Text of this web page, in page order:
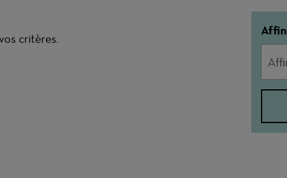
critères.